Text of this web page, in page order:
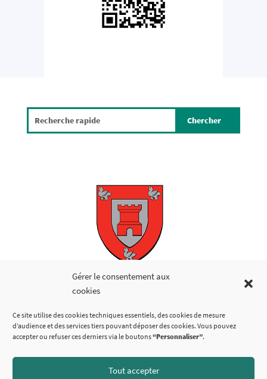
Gérer le consentement aux
cookies
Ce site utilise des cookies techniques essentiels, des cookies de mesure
d’audience et des services tiers pouvant déposer des cookies. Vous pouvez
accepter ou refuser ces derniers via le boutons“Personnaliser”.
Tout accepter
Copyright © 2026
SUIVEZ-NOUS